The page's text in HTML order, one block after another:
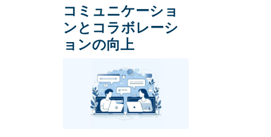
コミュニケーショ
ンとコラボレーシ
ョンの向上